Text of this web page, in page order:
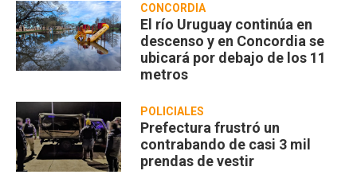
CONCORDIA
El río Uruguay continúa en
descenso y en Concordia se
ubicará por debajo de los 11
metros
POLICIALES
Prefectura frustró un
contrabando de casi 3 mil
prendas de vestir